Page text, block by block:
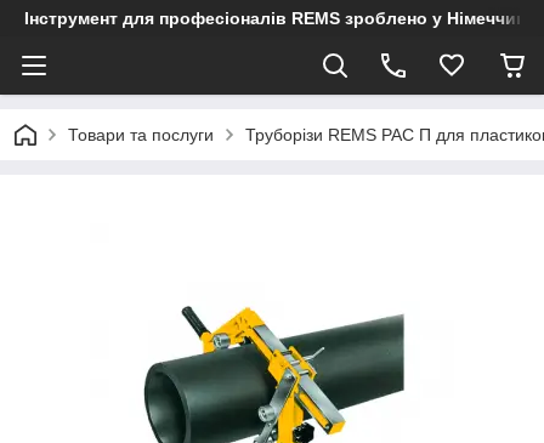
Інструмент для професіоналів REMS зроблено у Німеччині
Товари та послуги Труборізи REMS РАС П для